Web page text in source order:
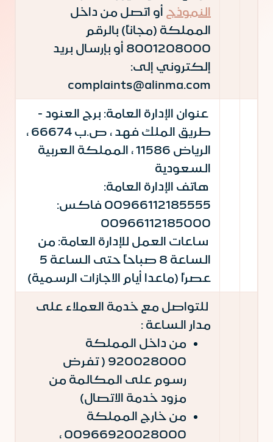
النموذج أو اتصل من داخل
المملكة (مجاناً) بالرقم
8001208000 أو بإرسال بريد
إلكتروني إلى:
complaints@alinma.com
عنوان الإدارة العامة: برج العنود -
طريق الملك فهد ، ص.ب 66674 ،
الرياض 11586 ، المملكة العربية
السعودية
هاتف الإدارة العامة:
00966112185555 فاكس:
00966112185000
ساعات العمل للإدارة العامة: من
الساعة 8 صباحاً حتى الساعة 5
عصراً (ماعدا أيام الاجازات الرسمية)
للتواصل مع خدمة العملاء على
مدار الساعة :
من داخل المملكة
920028000 ( تفرض
رسوم على المكالمة من
مزود خدمة الاتصال)
من خارج المملكة
00966920028000 ،